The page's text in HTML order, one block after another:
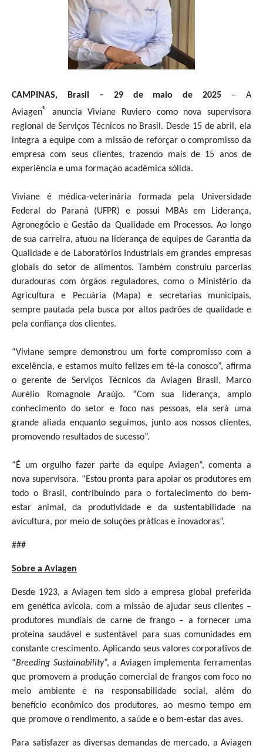
CAMPINAS, Brasil – 29 de maio de 2025 – A
Aviagen®
anuncia Viviane Ruviero como nova supervisora
regional de Serviços Técnicos no Brasil. Desde 15 de abril, ela
integra a equipe com a missão de reforçar o compromisso da
empresa com seus clientes, trazendo mais de 15 anos de
experiência e uma formação acadêmica sólida.
Viviane é médica-veterinária formada pela Universidade
Federal do Paraná (UFPR) e possui MBAs em Liderança,
Agronegócio e Gestão da Qualidade em Processos. Ao longo
de sua carreira, atuou na liderança de equipes de Garantia da
Qualidade e de Laboratórios Industriais em grandes empresas
globais do setor de alimentos. Também construiu parcerias
duradouras com órgãos reguladores, como o Ministério da
Agricultura e Pecuária (Mapa) e secretarias municipais,
sempre pautada pela busca por altos padrões de qualidade e
pela confiança dos clientes.
“Viviane sempre demonstrou um forte compromisso com a
excelência, e estamos muito felizes em tê-la conosco”, afirma
o gerente de Serviços Técnicos da Aviagen Brasil, Marco
Aurélio Romagnole Araújo. “Com sua liderança, amplo
conhecimento do setor e foco nas pessoas, ela será uma
grande aliada enquanto seguimos, junto aos nossos clientes,
promovendo resultados de sucesso”.
“É um orgulho fazer parte da equipe Aviagen”, comenta a
nova supervisora. “Estou pronta para apoiar os produtores em
todo o Brasil, contribuindo para o fortalecimento do bem-
estar animal, da produtividade e da sustentabilidade na
avicultura, por meio de soluções práticas e inovadoras”.
###
Sobre a Aviagen
Desde 1923, a Aviagen tem sido a empresa global preferida
em genética avícola, com a missão de ajudar seus clientes –
produtores mundiais de carne de frango – a fornecer uma
proteína saudável e sustentável para suas comunidades em
constante crescimento. Aplicando seus valores corporativos de
“Breeding Sustainability”, a Aviagen implementa ferramentas
que promovem a produção comercial de frangos com foco no
meio ambiente e na responsabilidade social, além do
benefício econômico dos produtores, ao mesmo tempo em
que promove o rendimento, a saúde e o bem-estar das aves.
Para satisfazer as diversas demandas de mercado, a Aviagen